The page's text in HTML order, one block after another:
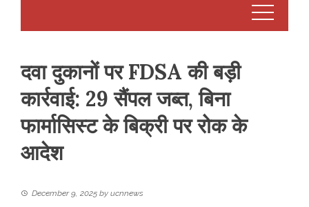
दवा दुकानों पर FDSA की बड़ी
कार्रवाई: 29 सैंपल जब्त, बिना
फार्मासिस्ट के बिक्री पर रोक के
आदेश
December 9, 2025 by ucnnews